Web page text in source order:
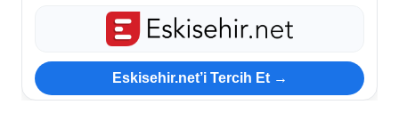
Eskisehir.net’i Tercih Et →
ESKİŞEHİR NÖBETÇİ ECZANELER
Eskişehir Haber İçerikleri